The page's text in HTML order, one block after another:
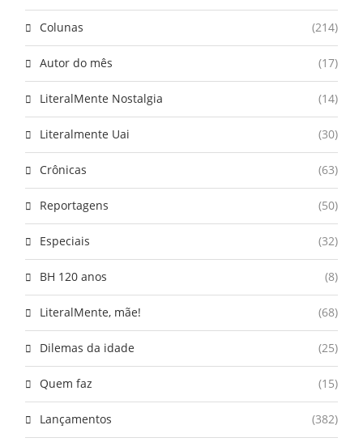
Colunas (214)
Autor do mês (17)
LiteralMente Nostalgia (14)
Literalmente Uai (30)
Crônicas (63)
Reportagens (50)
Especiais (32)
BH 120 anos (8)
LiteralMente, mãe! (68)
Dilemas da idade (25)
Quem faz (15)
Lançamentos (382)